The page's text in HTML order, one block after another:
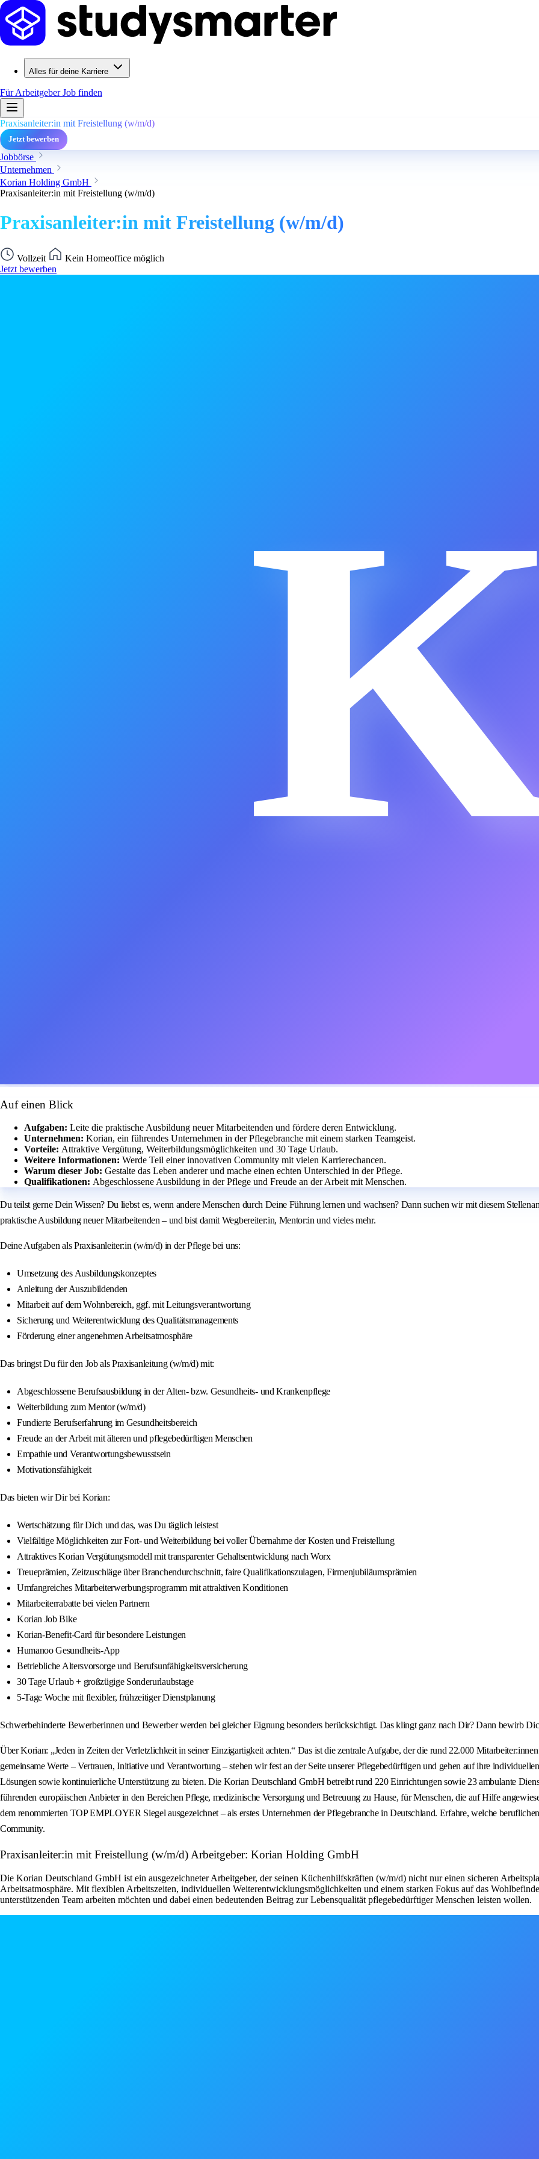
Alles für deine Karriere
Für ArbeitgeberJob finden
Praxisanleiter:in mit Freistellung (w/m/d)
Jetzt bewerben
Jobbörse
Unternehmen
Korian Holding GmbH
Praxisanleiter:in mit Freistellung (w/m/d)
Praxisanleiter:in mit Freistellung (w/m/d)
Vollzeit
Kein Homeoffice möglich
Jetzt bewerben
Auf einen Blick
Aufgaben: Leite die praktische Ausbildung neuer Mitarbeitenden und fördere deren Entwicklung.
Unternehmen: Korian, ein führendes Unternehmen in der Pflegebranche mit einem starken Teamgeist.
Vorteile: Attraktive Vergütung, Weiterbildungsmöglichkeiten und 30 Tage Urlaub.
Weitere Informationen: Werde Teil einer innovativen Community mit vielen Karrierechancen.
Warum dieser Job: Gestalte das Leben anderer und mache einen echten Unterschied in der Pflege.
Qualifikationen: Abgeschlossene Ausbildung in der Pflege und Freude an der Arbeit mit Menschen.
Du teilst gerne Dein Wissen? Du liebst es, wenn andere Menschen durch Deine Führung lernen und wachsen? Dann suchen wir mit diesem
praktische Ausbildung neuer Mitarbeitenden – und bist damit Wegbereiter:in, Mentor:in und vieles mehr.
Deine Aufgaben als Praxisanleiter:in (w/m/d) in der Pflege bei uns:
Umsetzung des Ausbildungskonzeptes
Anleitung der Auszubildenden
Mitarbeit auf dem Wohnbereich, ggf. mit Leitungsverantwortung
Sicherung und Weiterentwicklung des Qualitätsmanagements
Förderung einer angenehmen Arbeitsatmosphäre
Das bringst Du für den Job als Praxisanleitung (w/m/d) mit:
Abgeschlossene Berufsausbildung in der Alten- bzw. Gesundheits- und Krankenpflege
Weiterbildung zum Mentor (w/m/d)
Fundierte Berufserfahrung im Gesundheitsbereich
Freude an der Arbeit mit älteren und pflegebedürftigen Menschen
Empathie und Verantwortungsbewusstsein
Motivationsfähigkeit
Das bieten wir Dir bei Korian:
Wertschätzung für Dich und das, was Du täglich leistest
Vielfältige Möglichkeiten zur Fort- und Weiterbildung bei voller Übernahme der Kosten und Freistellung
Attraktives Korian Vergütungsmodell mit transparenter Gehaltsentwicklung nach Worx
Treueprämien, Zeitzuschläge über Branchendurchschnitt, faire Qualifikationszulagen, Firmenjubiläumsprämien
Umfangreiches Mitarbeiterwerbungsprogramm mit attraktiven Konditionen
Mitarbeiterrabatte bei vielen Partnern
Korian Job Bike
Korian-Benefit-Card für besondere Leistungen
Humanoo Gesundheits-App
Betriebliche Altersvorsorge und Berufsunfähigkeitsversicherung
30 Tage Urlaub + großzügige Sonderurlaubstage
5-Tage Woche mit flexibler, frühzeitiger Dienstplanung
Schwerbehinderte Bewerberinnen und Bewerber werden bei gleicher Eignung besonders berücksichtigt. Das klingt ganz nach Dir? Dann bewirb
Über Korian: „Jeden in Zeiten der Verletzlichkeit in seiner Einzigartigkeit achten.“ Das ist die zentrale Aufgabe, der die rund 22.000
gemeinsame Werte – Vertrauen, Initiative und Verantwortung – stehen wir fest an der Seite unserer Pflegebedürftigen und gehen auf ihre
Lösungen sowie kontinuierliche Unterstützung zu bieten. Die Korian Deutschland GmbH betreibt rund 220 Einrichtungen sowie 23 ambulante
führenden europäischen Anbieter in den Bereichen Pflege, medizinische Versorgung und Betreuung zu Hause, für Menschen, die auf Hilfe
dem renommierten TOP EMPLOYER Siegel ausgezeichnet – als erstes Unternehmen der Pflegebranche in Deutschland. Erfahre, welche
Community.
Praxisanleiter:in mit Freistellung (w/m/d) Arbeitgeber: Korian Holding GmbH
Die Korian Deutschland GmbH ist ein ausgezeichneter Arbeitgeber, der seinen Küchenhilfskräften (w/m/d) nicht nur einen sicheren
Arbeitsatmosphäre. Mit flexiblen Arbeitszeiten, individuellen Weiterentwicklungsmöglichkeiten und einem starken Fokus auf das
unterstützenden Team arbeiten möchten und dabei einen bedeutenden Beitrag zur Lebensqualität pflegebedürftiger Menschen leisten wollen.